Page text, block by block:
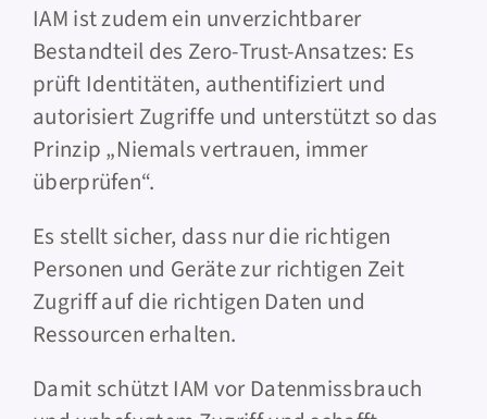
IAM ist zudem ein unverzichtbarer
Bestandteil des Zero-Trust-Ansatzes: Es
prüft Identitäten, authentifiziert und
autorisiert Zugriffe und unterstützt so das
Prinzip „Niemals vertrauen, immer
überprüfen“.
Es stellt sicher, dass nur die richtigen
Personen und Geräte zur richtigen Zeit
Zugriff auf die richtigen Daten und
Ressourcen erhalten.
Damit schützt IAM vor Datenmissbrauch